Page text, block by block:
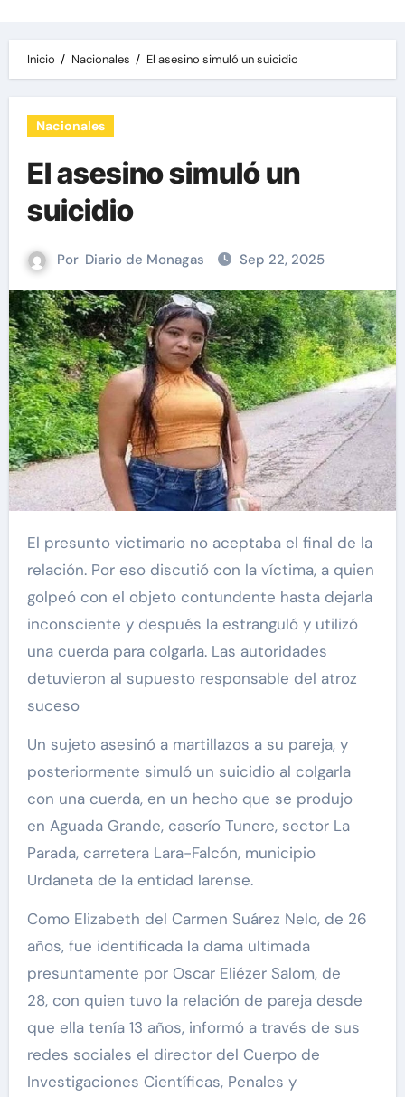
Inicio Nacionales El asesino simuló un suicidio
Nacionales
El asesino simuló un
suicidio
Por Diario de Monagas Sep 22, 2025
El presunto victimario no aceptaba el final de la
relación. Por eso discutió con la víctima, a quien
golpeó con el objeto contundente hasta dejarla
inconsciente y después la estranguló y utilizó
una cuerda para colgarla. Las autoridades
detuvieron al supuesto responsable del atroz
suceso
Un sujeto asesinó a martillazos a su pareja, y
posteriormente simuló un suicidio al colgarla
con una cuerda, en un hecho que se produjo
en Aguada Grande, caserío Tunere, sector La
Parada, carretera Lara-Falcón, municipio
Urdaneta de la entidad larense.
Como Elizabeth del Carmen Suárez Nelo, de 26
años, fue identificada la dama ultimada
presuntamente por Oscar Eliézer Salom, de
28, con quien tuvo la relación de pareja desde
que ella tenía 13 años, informó a través de sus
redes sociales el director del Cuerpo de
Investigaciones Científicas, Penales y